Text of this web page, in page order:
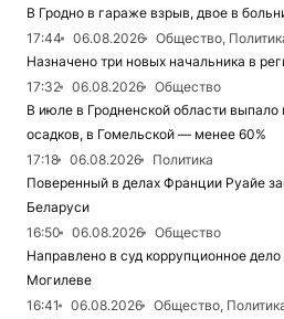
В Гродно в гараже взрыв, двое в
17:44
06.08.2026
Общество,
Назначено три новых начальника в
17:32
06.08.2026
Общество
В июле в Гродненской области
осадков, в Гомельской — менее 60%
17:18
06.08.2026
Политика
Поверенный в делах Франции Руайе
Беларуси
16:50
06.08.2026
Общество
Направлено в суд коррупционное дело
Могилеве
16:41
06.08.2026
Общество,